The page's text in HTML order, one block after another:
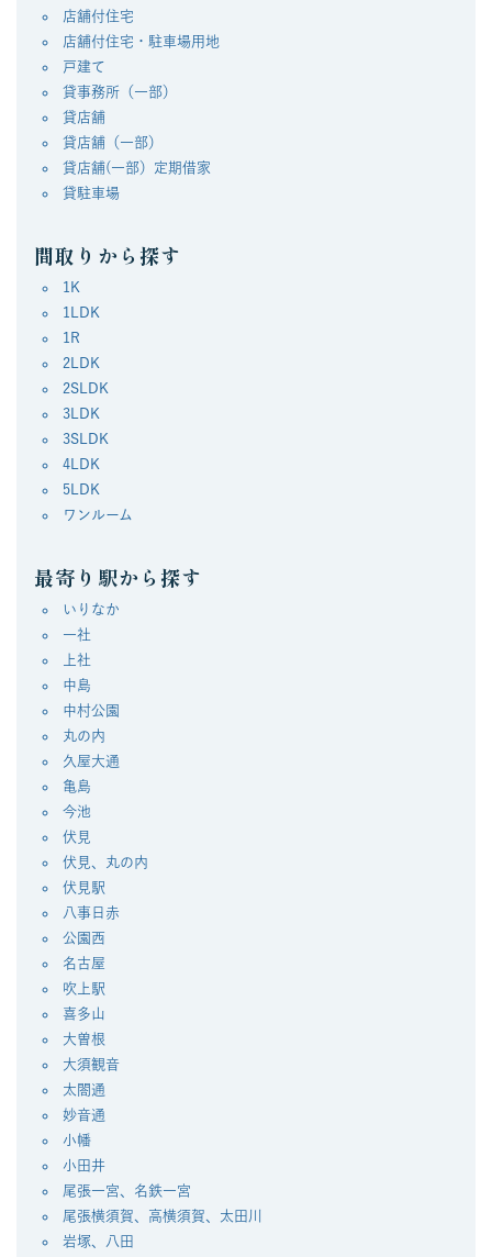
店舗付住宅
店舗付住宅・駐車場用地
戸建て
貸事務所（一部）
貸店舗
貸店舗（一部）
貸店舗(一部）定期借家
貸駐車場
間取りから探す
1K
1LDK
1R
2LDK
2SLDK
3LDK
3SLDK
4LDK
5LDK
ワンルーム
最寄り駅から探す
いりなか
一社
上社
中島
中村公園
丸の内
久屋大通
亀島
今池
伏見
伏見、丸の内
伏見駅
八事日赤
公園西
名古屋
吹上駅
喜多山
大曽根
大須観音
太閤通
妙音通
小幡
小田井
尾張一宮、名鉄一宮
尾張横須賀、高横須賀、太田川
岩塚、八田